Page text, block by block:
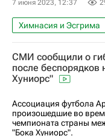
7 июня 2023, 12:37
Химнасия и Эсгрима
Трансферы в РПЛ
Брайан Мансилья
Габриэль Флорентин
СМИ сообщили о
после беспорядков
Хуниорс"
Ассоциация футбола
произошедшие во
чемпионата страны
"Бока Хуниорс".